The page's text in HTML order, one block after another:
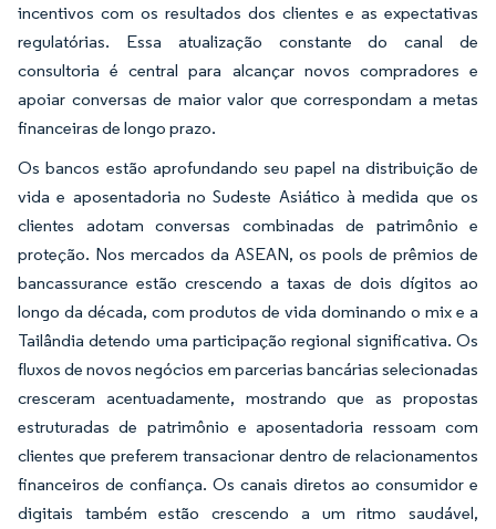
incentivos com os resultados dos clientes e as expectativas
regulatórias. Essa atualização constante do canal de
consultoria é central para alcançar novos compradores e
apoiar conversas de maior valor que correspondam a metas
financeiras de longo prazo.
Os bancos estão aprofundando seu papel na distribuição de
vida e aposentadoria no Sudeste Asiático à medida que os
clientes adotam conversas combinadas de patrimônio e
proteção. Nos mercados da ASEAN, os pools de prêmios de
bancassurance estão crescendo a taxas de dois dígitos ao
longo da década, com produtos de vida dominando o mix e a
Tailândia detendo uma participação regional significativa. Os
fluxos de novos negócios em parcerias bancárias selecionadas
cresceram acentuadamente, mostrando que as propostas
estruturadas de patrimônio e aposentadoria ressoam com
clientes que preferem transacionar dentro de relacionamentos
financeiros de confiança. Os canais diretos ao consumidor e
digitais também estão crescendo a um ritmo saudável,